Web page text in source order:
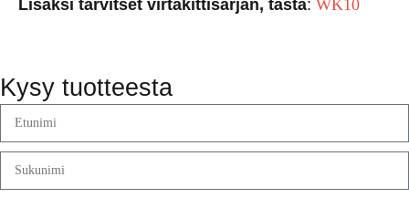
Lisäksi tarvitset virtakittisarjan, tästä: WK10
Kysy tuotteesta